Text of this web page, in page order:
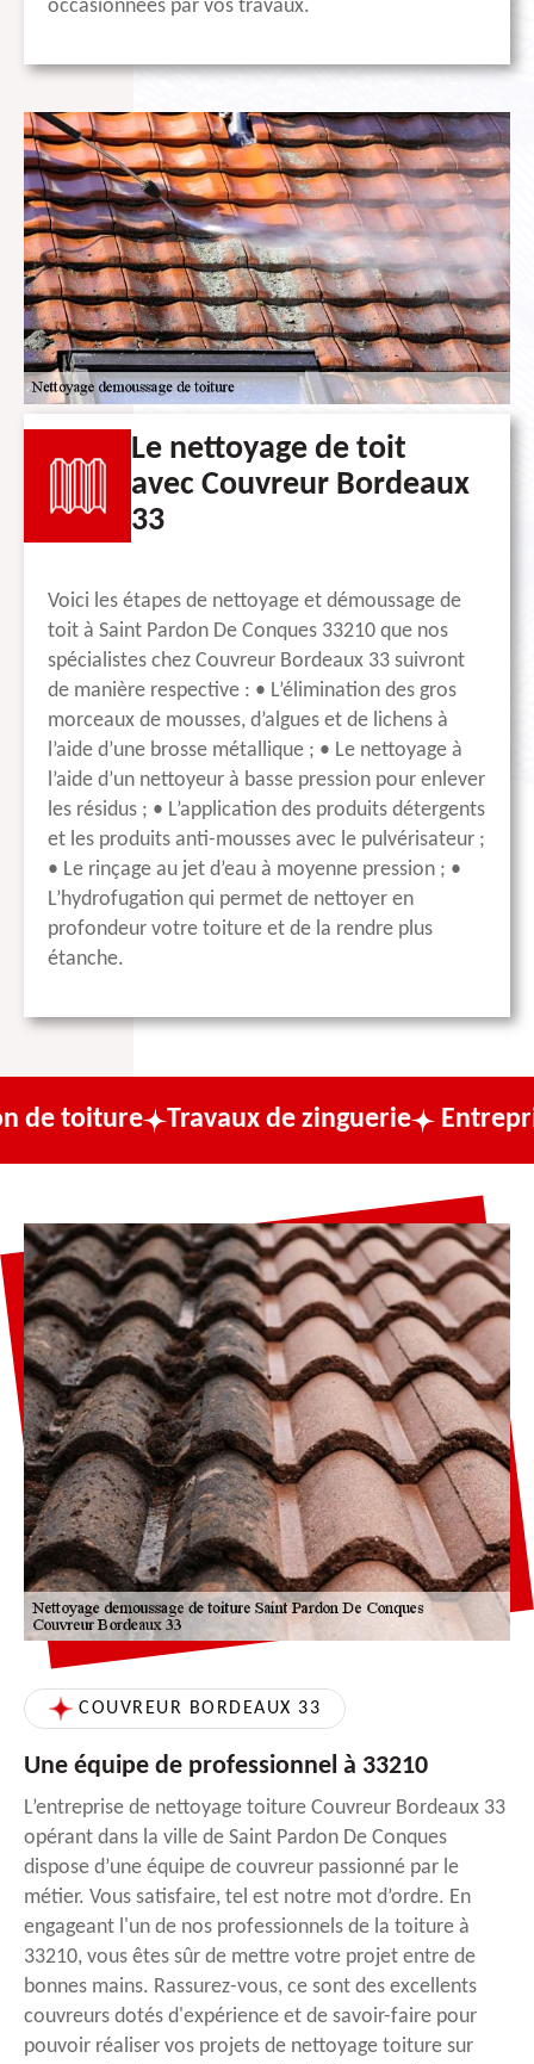
occasionnées par vos travaux.
Le nettoyage de toit
avec Couvreur Bordeaux
33
Voici les étapes de nettoyage et démoussage de
toit à Saint Pardon De Conques 33210 que nos
spécialistes chez Couvreur Bordeaux 33 suivront
de manière respective : • L’élimination des gros
morceaux de mousses, d’algues et de lichens à
l’aide d’une brosse métallique ; • Le nettoyage à
l’aide d’un nettoyeur à basse pression pour enlever
les résidus ; • L’application des produits détergents
et les produits anti-mousses avec le pulvérisateur ;
• Le rinçage au jet d’eau à moyenne pression ; •
L’hydrofugation qui permet de nettoyer en
profondeur votre toiture et de la rendre plus
étanche.
Travaux de zinguerie Entreprise de
COUVREUR BORDEAUX 33
Une équipe de professionnel à 33210
L’entreprise de nettoyage toiture Couvreur Bordeaux 33
opérant dans la ville de Saint Pardon De Conques
dispose d’une équipe de couvreur passionné par le
métier. Vous satisfaire, tel est notre mot d’ordre. En
engageant l'un de nos professionnels de la toiture à
33210, vous êtes sûr de mettre votre projet entre de
bonnes mains. Rassurez-vous, ce sont des excellents
couvreurs dotés d'expérience et de savoir-faire pour
pouvoir réaliser vos projets de nettoyage toiture sur